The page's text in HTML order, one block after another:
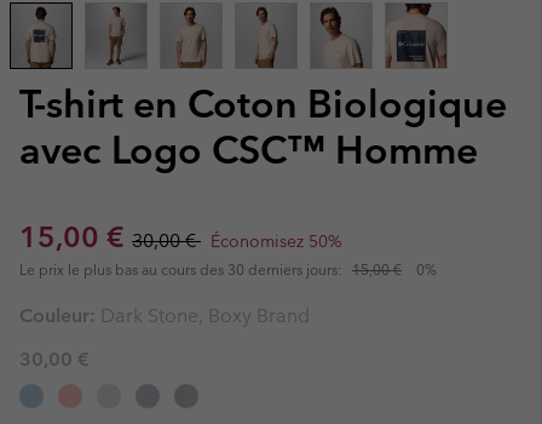
T-shirt en Coton Biologique
avec Logo CSC™ Homme
Sale price:
15,00 € Regular price:
30,00 € Économisez 50%
Le prix le plus bas au cours des 30 derniers jours: 15,00 € 0%
Couleur: Dark Stone, Boxy Brand
30,00 €